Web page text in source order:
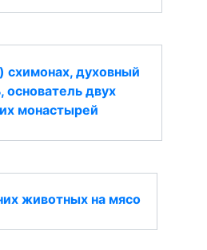
схимонах, духовный
основатель двух
монастырей
животных на мясо